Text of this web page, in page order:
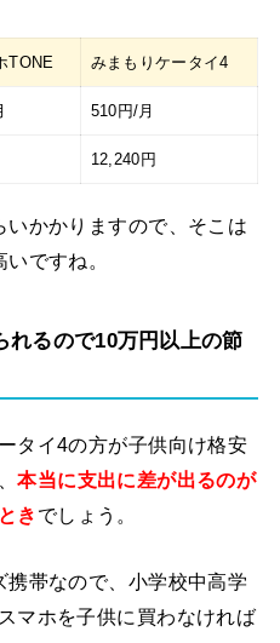
TONE みまもりケータイ4
510円/月
12,240円
かかりますので、そこは
ですね。
れるので10万円以上の節
タイ4の方が子供向け格安
本当に支出に差が出るのが
き でしょう。
帯なので、小学校中高学
マホを子供に買わなければ